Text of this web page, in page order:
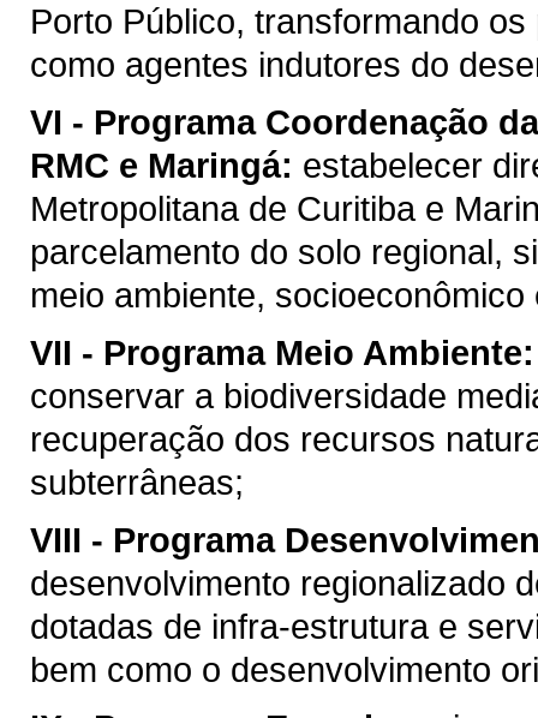
Porto Público, transformando
como agentes indutores do
VI - Programa Coordenação
RMC e Maringá: estabelecer
Metropolitana de Curitiba e
parcelamento do solo regional,
meio ambiente, socioeconômico
VII - Programa Meio Ambiente:
conservar a biodiversidade
recuperação dos recursos
subterrâneas;
VIII - Programa
desenvolvimento regionalizado
dotadas de infra-estrutura e
bem como o desenvolvimento